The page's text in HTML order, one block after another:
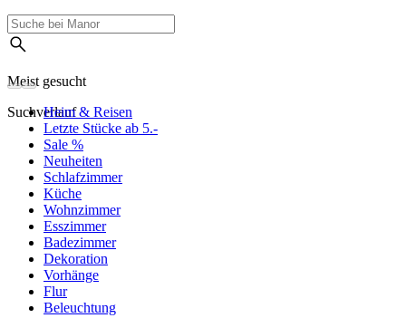
Meist gesucht
SuchverlaufHeim & Reisen
Letzte Stücke ab 5.-
Sale %
Neuheiten
Schlafzimmer
Küche
Wohnzimmer
Esszimmer
Badezimmer
Dekoration
Vorhänge
Flur
Beleuchtung